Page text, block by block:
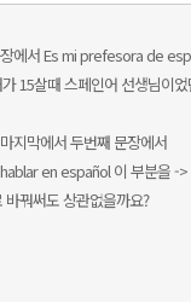
에서 Es mi prefesora de
15살때 스페인어 선생님이
지막에서 두번째 문장에서
en español 이 부분을 -
꿔써도 상관없을까요?